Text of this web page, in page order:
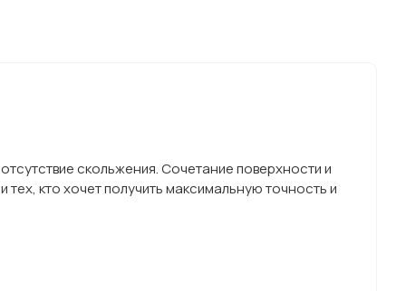
скольжения. Сочетание поверхности и
кто хочет получить максимальную точность и